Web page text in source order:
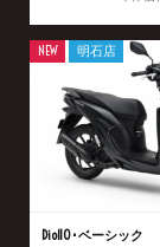
Dio110･ベーシック
NEW 明石店